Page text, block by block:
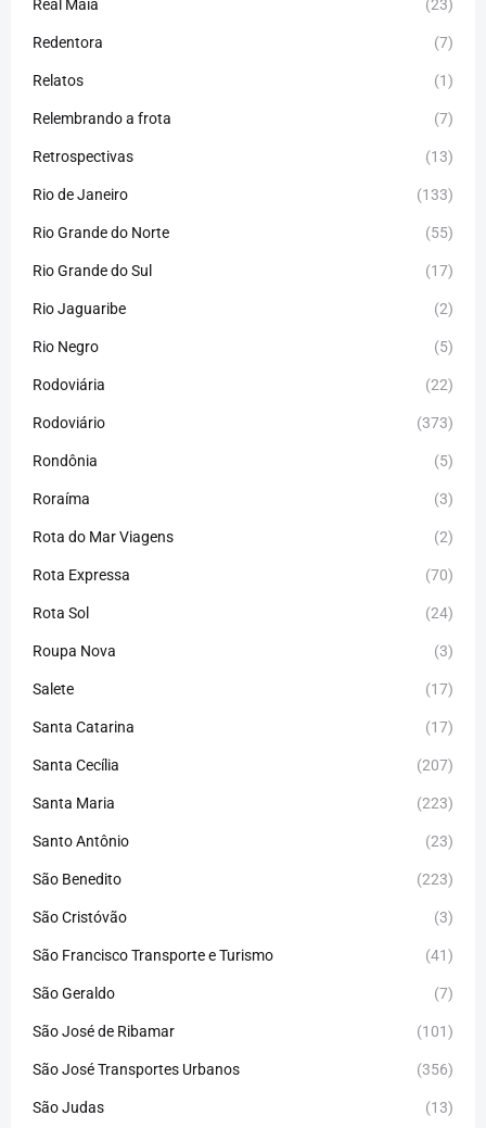
Real Maia (23)
Redentora (7)
Relatos (1)
Relembrando a frota (7)
Retrospectivas (13)
Rio de Janeiro (133)
Rio Grande do Norte (55)
Rio Grande do Sul (17)
Rio Jaguaribe (2)
Rio Negro (5)
Rodoviária (22)
Rodoviário (373)
Rondônia (5)
Roraíma (3)
Rota do Mar Viagens (2)
Rota Expressa (70)
Rota Sol (24)
Roupa Nova (3)
Salete (17)
Santa Catarina (17)
Santa Cecília (207)
Santa Maria (223)
Santo Antônio (23)
São Benedito (223)
São Cristóvão (3)
São Francisco Transporte e Turismo (41)
São Geraldo (7)
São José de Ribamar (101)
São José Transportes Urbanos (356)
São Judas (13)